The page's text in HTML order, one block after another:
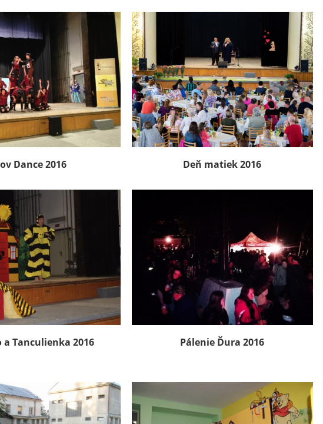
Dance 2016 Deň matiek 2016
a Tanculienka 2016 Pálenie Ďura 2016